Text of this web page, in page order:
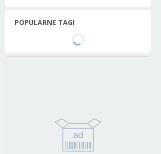
POPULARNE TAGI